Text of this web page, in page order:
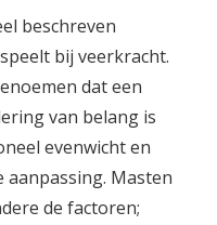
beschreven
bij veerkracht.
dat een
van belang is
evenwicht en
aanpassing. Masten
de factoren;